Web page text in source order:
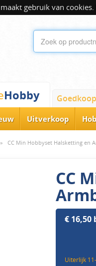
gebruik van
Hobby
Uitverkoop
» CC Min Hobbyset Halsketting en
CC
€ 16,50
Uiterlijk